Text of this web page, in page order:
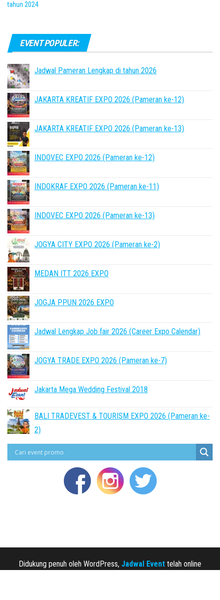
tahun 2024
EVENT POPULER:
Jadwal Pameran Lengkap di tahun 2026
JAKARTA KREATIF EXPO 2026 (Pameran ke-12)
JAKARTA KREATIF EXPO 2026 (Pameran ke-13)
INDOVEC EXPO 2026 (Pameran ke-12)
INDOKRAF EXPO 2026 (Pameran ke-11)
INDOVEC EXPO 2026 (Pameran ke-13)
JOGYA CITY EXPO 2026 (Pameran ke-2)
MEDAN ITT 2026 EXPO
JOGJA PPUN 2026 EXPO
Jadwal Lengkap Job fair 2026 (Career Expo Calendar)
JOGYA TRADE EXPO 2026 (Pameran ke-7)
Jakarta Mega Wedding Festival 2018
BALI TRADEVEST & TOURISM EXPO 2026 (Pameran ke-
2)
Didukung penuh oleh WordPress, Jadwal Event telah online